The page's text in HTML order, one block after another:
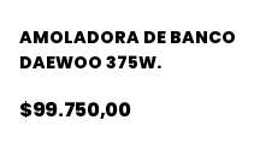
AMOLADORA DE BANCO
DAEWOO 375W.
$99.750,00